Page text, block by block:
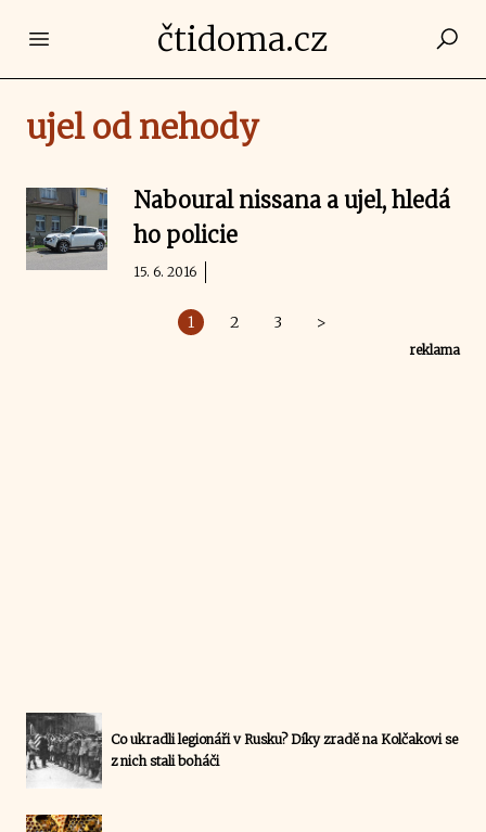
Open main menučtidoma.cz
ujel od nehody
Naboural nissana a ujel, hledá
ho policie
15. 6. 2016
1 2 3 >
reklama
Co ukradli legionáři v Rusku? Díky zradě na Kolčakovi se
z nich stali boháči